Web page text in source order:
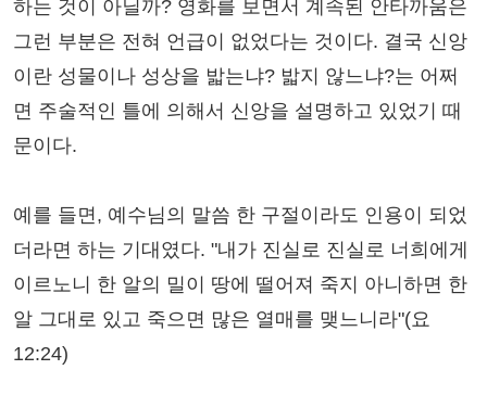
하는 것이 아닐까? 영화를 보면서 계속된 안타까움은
그런 부분은 전혀 언급이 없었다는 것이다. 결국 신앙
이란 성물이나 성상을 밟는냐? 밟지 않느냐?는 어쩌
면 주술적인 틀에 의해서 신앙을 설명하고 있었기 때
문이다.
예를 들면, 예수님의 말씀 한 구절이라도 인용이 되었
더라면 하는 기대였다. "내가 진실로 진실로 너희에게
이르노니 한 알의 밀이 땅에 떨어져 죽지 아니하면 한
알 그대로 있고 죽으면 많은 열매를 맺느니라"(요
12:24)